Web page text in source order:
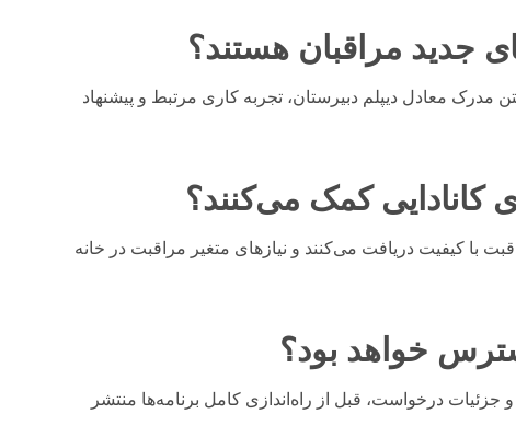
جدید مراقبان هستند؟
مدرک معادل دیپلم دبیرستان، تجربه کاری مرتبط و پیشنهاد
کانادایی کمک می‌کنند؟
با کیفیت دریافت می‌کنند و نیازهای متغیر مراقبت در خانه
خواهد بود؟
درخواست، قبل از راه‌اندازی کامل برنامه‌ها منتشر